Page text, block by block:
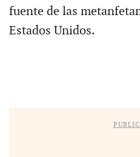
fuente de las
Estados Unidos.